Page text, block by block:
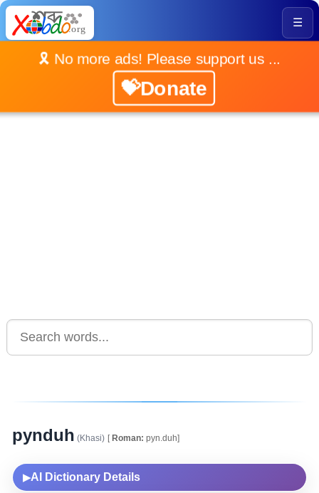
☰
🎗️ No more ads! Please support us ...
💝Donate
pynduh (Khasi) [Roman: pyn.duh]
▶AI Dictionary Details